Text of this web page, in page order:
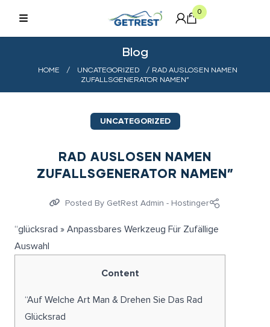
0
Blog
HOME / UNCATEGORIZED
/ RAD AUSLOSEN NAMEN
ZUFALLSGENERATOR NAMEN”
UNCATEGORIZED
RAD AUSLOSEN NAMEN
ZUFALLSGENERATOR NAMEN”
Posted By GetRest Admin - Hostinger
“glücksrad » Anpassbares Werkzeug Für Zufällige
Auswahl
Content
“Auf Welche Art Man & Drehen Sie Das Rad
Glücksrad